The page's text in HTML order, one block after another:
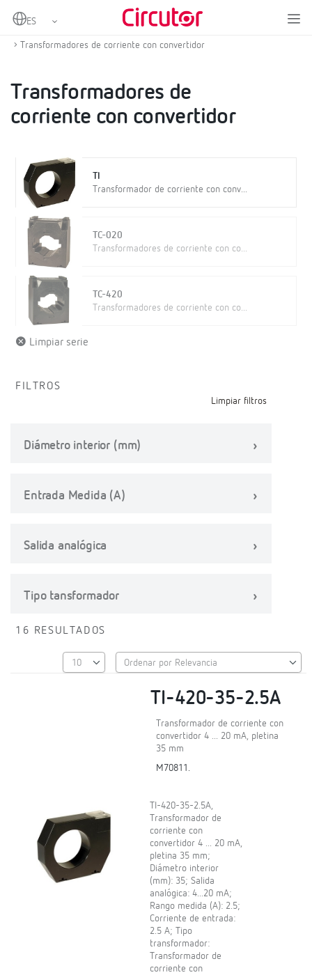
Home
Medida y control
Transformadores de corriente con convertidor
Transformadores de
corriente con convertidor
TI
Transformador de corriente con conv...
TC-020
Transformadores de corriente con co...
TC-420
Transformadores de corriente con co...
Limpiar serie
FILTROS
Limpiar filtros
Diámetro interior (mm)
Entrada Medida (A)
Salida analógica
Tipo tansformador
16 RESULTADOS
TI-420-35-2.5A
Transformador de corriente con
convertidor 4 ... 20 mA, pletina
35 mm
M70811.
TI-420-35-2.5A,
Transformador de
corriente con
convertidor 4 ... 20 mA,
pletina 35 mm;
Diámetro interior
(mm): 35; Salida
analógica: 4...20 mA;
Rango medida (A): 2.5;
Corriente de entrada:
2.5 A; Tipo
transformador:
Transformador de
corriente con